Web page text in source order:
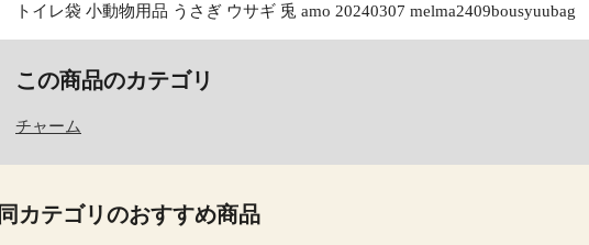
トイレ袋 小動物用品 うさぎ ウサギ 兎 amo 20240307 melma2409bousyuubag
この商品のカテゴリ
チャーム
同カテゴリのおすすめ商品